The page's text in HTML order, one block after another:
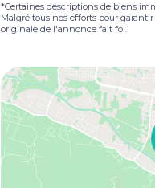
*Certaines descriptions de biens
Malgré tous nos efforts pour
originale de l'annonce fait foi.